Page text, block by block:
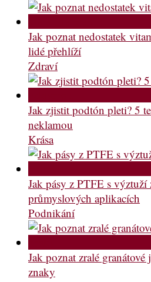
Jak poznat nedostatek
lidé přehlíží
Zdraví
Jak zjistit podtón pleti? 5
neklamou
Krása
Jak pásy z PTFE s
průmyslových aplikacích
Podnikání
Jak poznat zralé
znaky